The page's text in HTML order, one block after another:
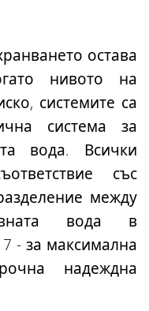
остава
нивото на
системите са
система за
вода. Всички
със
между
вода в
- за максимална
надеждна